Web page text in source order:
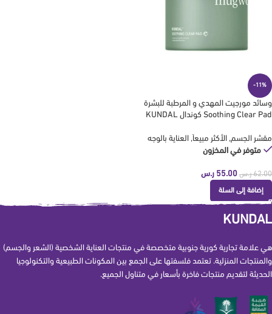
-11%
وسائد مورجيت المهدي و المرطبة للبشرة
Soothing Clear Pad كوندال KUNDAL
مقشر الجسم, الأكثر مبيعاَ, العناية بالوجه
متوفر في المخزون
62.00 ر.س 55.00 ر.س
إضافة إلى السلة
KUNDAL
هي علامة تجارية كورية جنوبية متخصصة في منتجات العناية الشخصية (الشعر والجسم)
والمنتجات المنزلية. تعتمد فلسفتها على الجمع بين المكونات الطبيعية والتكنولوجيا
الحديثة لتقديم منتجات فاخرة بأسعار في متناول الجميع.